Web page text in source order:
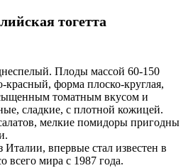
тогетта
Плоды массой 60-150
форма плоско-круглая,
томатным вкусом и
сладкие, с плотной кожицей.
мелкие помидоры пригодны
впервые стал известен в
мира с 1987 года.